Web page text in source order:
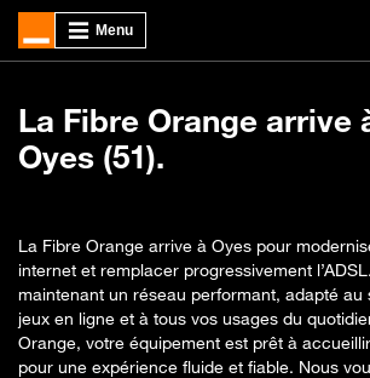
La Fibre Orange arrive
Oyes (51).
La Fibre Orange arrive à Oyes pour
internet et remplacer progressivement
maintenant un réseau performant, adapté au
jeux en ligne et à tous vos usages du
Orange, votre équipement est prêt à
pour une expérience fluide et fiable. Nous